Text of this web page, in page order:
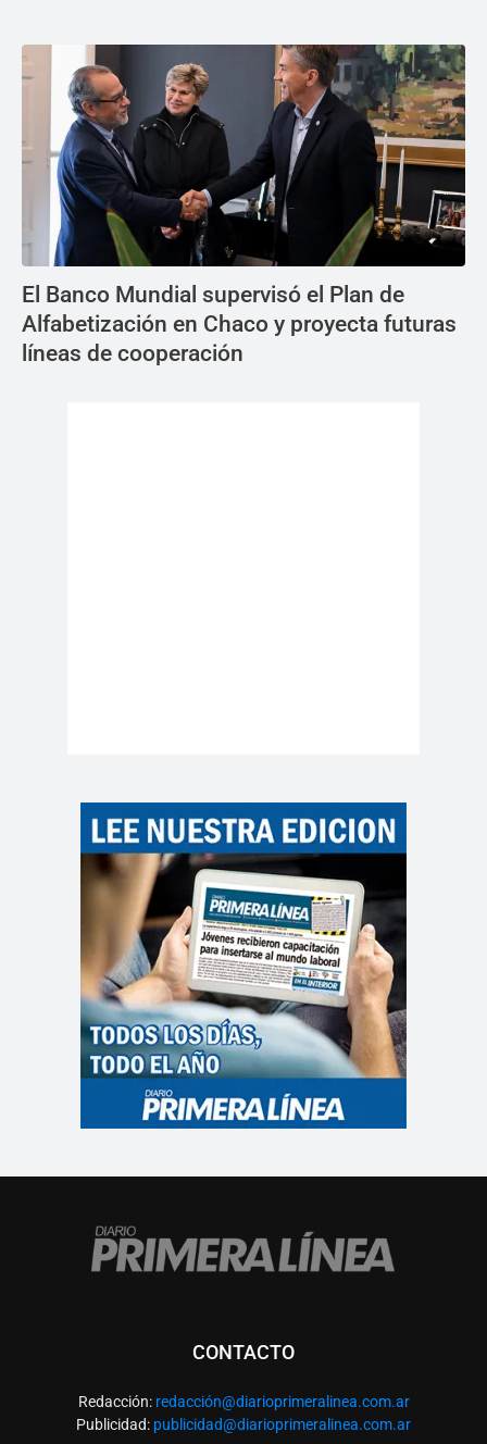
El Banco Mundial supervisó el Plan de
Alfabetización en Chaco y proyecta futuras
líneas de cooperación
CONTACTO
Redacción: redacción@diarioprimeralinea.com.ar
Publicidad: publicidad@diarioprimeralinea.com.ar